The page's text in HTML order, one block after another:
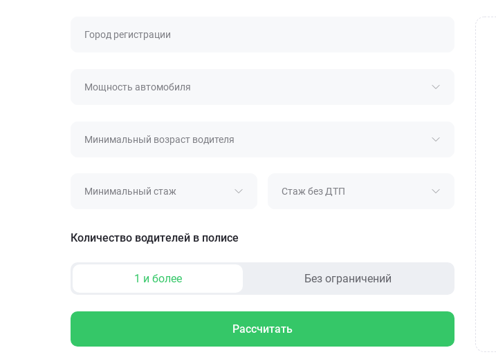
Город регистрации
Мощность автомобиля
Минимальный возраст водителя
Минимальный стаж Стаж без ДТП
Количество водителей в полисе
1 и более Без ограничений
Рассчитать